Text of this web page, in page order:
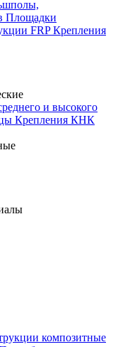
Площадки
FRPКрепления
и высокого
Крепления КНК
композитные